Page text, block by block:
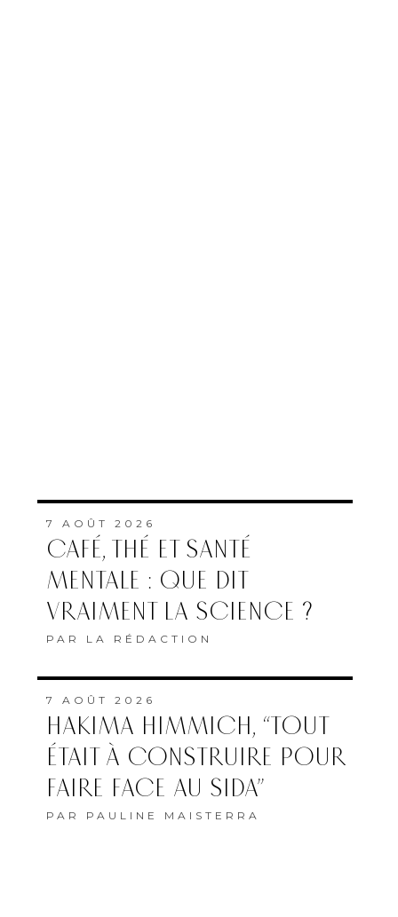
7 AOÛT 2026
CAFÉ, THÉ ET SANTÉ
MENTALE : QUE DIT
VRAIMENT LA SCIENCE ?
PAR LA RÉDACTION
7 AOÛT 2026
HAKIMA HIMMICH, “TOUT
ÉTAIT À CONSTRUIRE POUR
FAIRE FACE AU SIDA”
PAR PAULINE MAISTERRA